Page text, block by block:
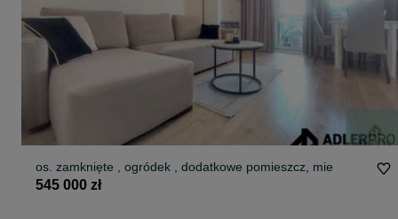
os. zamknięte , ogródek , dodatkowe pomieszcz, mie
545 000 zł